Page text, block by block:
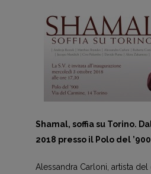
Shamal, soffia su Torino.
2018 presso il Polo del
Alessandra Carloni, artista